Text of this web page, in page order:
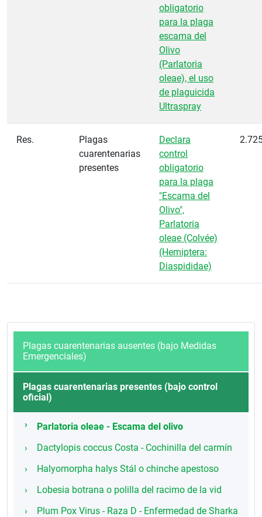
obligatorio
para la plaga
escama del
Olivo
(Parlatoria
oleae), el uso
de plaguicida
Ultraspray
Res.
Plagas
cuarentenarias
presentes
Declara
control
obligatorio
para la plaga
"Escama del
Olivo",
Parlatoria
oleae (Colvée)
(Hemiptera:
Diaspididae)
Plagas cuarentenarias ausentes (bajo Medidas
Emergenciales)
Plagas cuarentenarias presentes (bajo control
oficial)
Parlatoria oleae - Escama del olivo
Dactylopis coccus Costa - Cochinilla del carmín
Halyomorpha halys Stál o chinche apestoso
Lobesia botrana o polilla del racimo de la vid
Plum Pox Virus - Raza D - Enfermedad de Sharka